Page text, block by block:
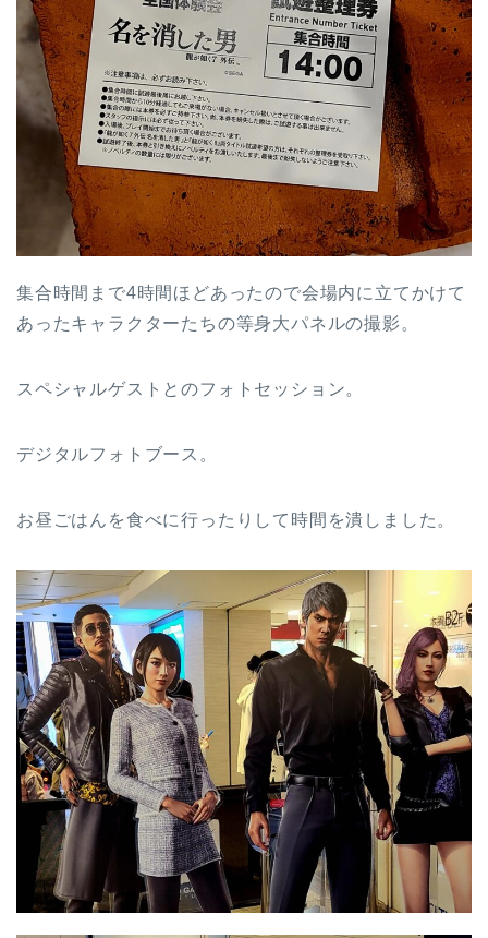
集合時間まで4時間ほどあったので会場内に立てかけて
あったキャラクターたちの等身大パネルの撮影。
スペシャルゲストとのフォトセッション。
デジタルフォトブース。
お昼ごはんを食べに行ったりして時間を潰しました。